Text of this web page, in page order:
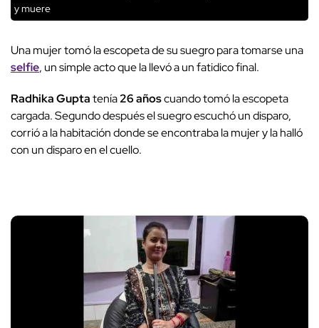
y muere
Una mujer tomó la escopeta de su suegro para tomarse una
selfie, un simple acto que la llevó a un fatidico final.
Radhika Guptatenía26 añoscuando tomó la escopeta
cargada. Segundo después el suegro escuchó un disparo,
corrió a la habitación donde se encontraba la mujer y la halló
con un disparo en el cuello.